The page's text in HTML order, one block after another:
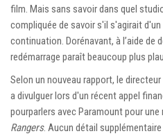
film. Mais sans savoir dans quel
compliquée de savoir s'il s'agirait d'un
continuation. Dorénavant, à l’aide de
redémarrage paraît beaucoup plus
Selon un nouveau rapport, le
a divulguer lors d'un récent appel
pourparlers avec Paramount pour
Rangers. Aucun détail supplémentaire